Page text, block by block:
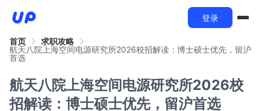
登录
首页
求职攻略
航天八院上海空间电源研究所2026校招解读：博士硕士优先，留沪
首选
航天八院上海空间电源研究所2026校
招解读：博士硕士优先，留沪首选